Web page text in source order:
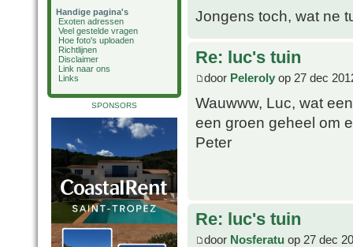
Handige pagina's
Exoten adressen
Veel gestelde vragen
Hoe foto's uploaden
Richtlijnen
Disclaimer
Link naar ons
Links
SPONSORS
Jongens toch, wat ne
Re: luc's tuin
door Peleroly op 27 dec
Wauwww, Luc, wat
een groen geheel om
Peter
Re: luc's tuin
door Nosferatu op 27 dec